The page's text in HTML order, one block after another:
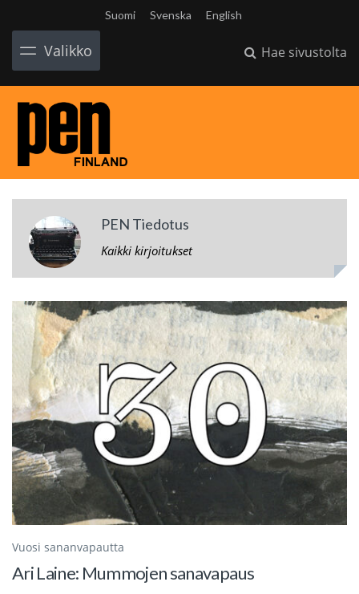
Suomi Svenska English
Valikko Hae sivustolta
PEN Tiedotus
Kaikki kirjoitukset
Vuosi sananvapautta
Ari Laine: Mummojen sanavapaus